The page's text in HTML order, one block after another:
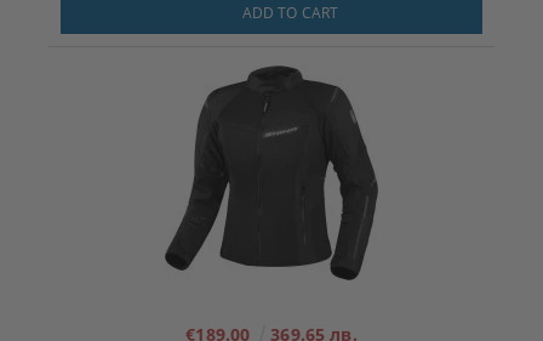
ADD TO CART
€189.00 369.65 лв.